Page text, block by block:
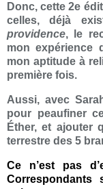
Donc, cette 2e
celles, déjà
providence, le
mon expérience
mon aptitude à
première fois.
Aussi, avec
pour peaufiner
Éther, et ajouter
terrestre des 5
Ce n’est pas
Correspondants